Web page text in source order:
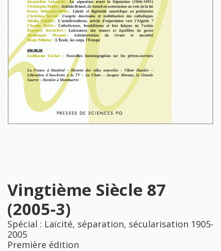
Vingtième Siècle 87
(2005-3)
Spécial : Laïcité, séparation, sécularisation 1905-
2005
Première édition